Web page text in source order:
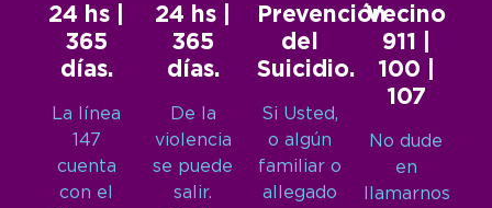
24 hs |
365
días.
La línea
147
cuenta
con el
24 hs |
365
días.
De la
violencia
se puede
salir.
Prevención
del
Suicidio.
Si Usted,
o algún
familiar o
allegado
Vecino
911 |
100 |
107
No dude
en
llamarnos